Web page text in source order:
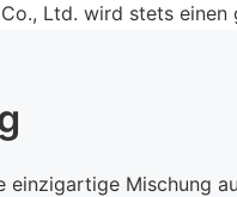
Ltd. wird stets
einzigartige Mischung